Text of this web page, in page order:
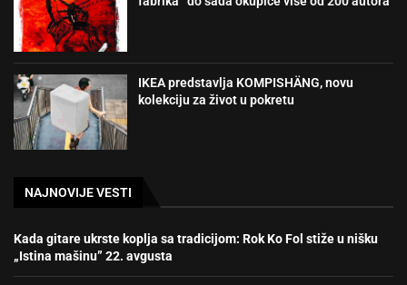
IKEA predstavlja KOMPISHÄNG, novu
kolekciju za život u pokretu
NAJNOVIJE VESTI
Kada gitare ukrste koplja sa tradicijom: Rok Ko Fol stiže u nišku
„Istina mašinu” 22. avgusta